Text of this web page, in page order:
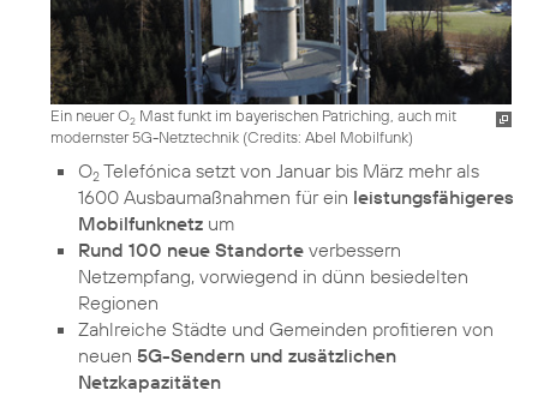
Ein neuer O2 Mast funkt im bayerischen Patriching, auch mit
modernster 5G-Netztechnik (Credits: Abel Mobilfunk)
O2 Telefónica setzt von Januar bis März mehr als
1600 Ausbaumaßnahmen für ein leistungsfähigeres
Mobilfunknetz um
Rund 100 neue Standorte verbessern
Netzempfang, vorwiegend in dünn besiedelten
Regionen
Zahlreiche Städte und Gemeinden profitieren von
neuen 5G-Sendern und zusätzlichen
Netzkapazitäten